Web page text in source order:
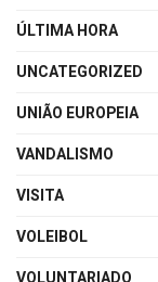
ÚLTIMA HORA
UNCATEGORIZED
UNIÃO EUROPEIA
VANDALISMO
VISITA
VOLEIBOL